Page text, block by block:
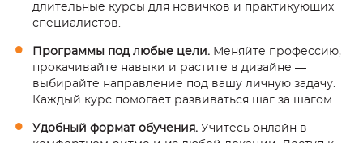
длительные курсы для новичков и практикующих
специалистов.
Программы под любые цели. Меняйте профессию,
прокачивайте навыки и растите в дизайне —
выбирайте направление под вашу личную задачу.
Каждый курс помогает развиваться шаг за шагом.
Удобный формат обучения. Учитесь онлайн в